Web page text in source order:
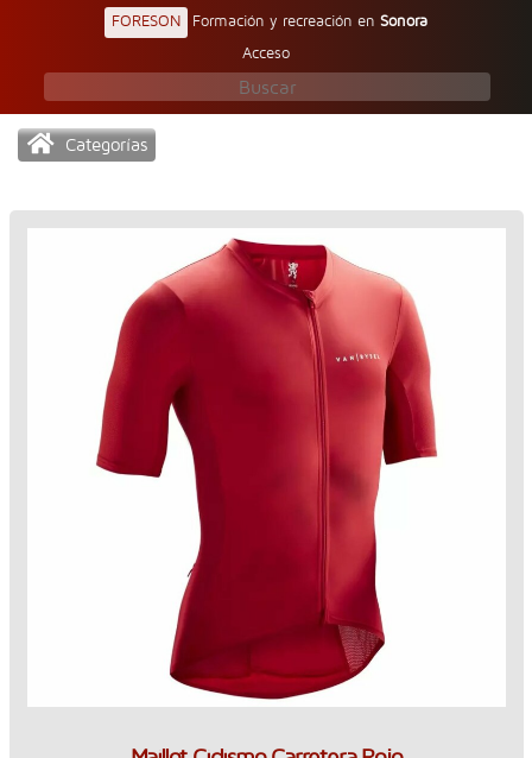
FORESON Formación y recreación en Sonora
Acceso
Categorías